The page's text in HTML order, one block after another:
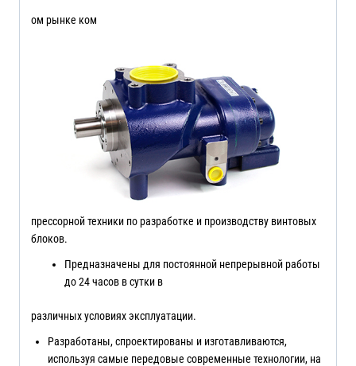
ом рынке ком
прессорной техники по разработке и производству винтовых
блоков.
Предназначены для постоянной непрерывной работы
до 24 часов в сутки в
различных условиях эксплуатации.
Разработаны, спроектированы и изготавливаются,
используя самые передовые современные технологии, на